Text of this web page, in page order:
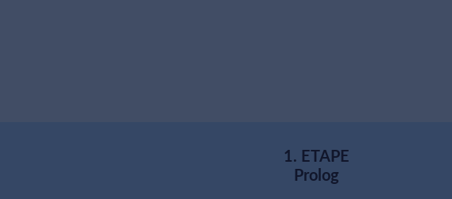
1. ETAPE
Prolog